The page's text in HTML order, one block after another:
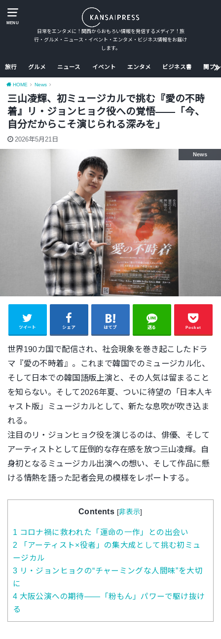
MENU
日常をエンタメに！関西からおもろい情報を発信するメディア！旅
行・グルメ・ニュース・イベント・エンタメ・ビジネス情報をお届け
します。
旅行 グルメ ニュース イベント エンタメ ビジネス書 関プ
HOME News
三山凌輝、初ミュージカルで挑む『愛の不時
着』リ・ジョンヒョク役への覚悟――「今、
自分だからこそ演じられる深みを」
2026年5月21日
News
ツイート シェア はてブ 送る Pocket
世界190カ国で配信され、社会現象を巻き起こしたドラ
マ『愛の不時着』。これまで韓国でのミュージカル化、
そして日本での韓国語版上演と、 その人気は留まること
を知らない。そして2026年夏、 ついに待望の「日本人キ
ャスト版」ミュージカルとして、新たな息吹が吹き込ま
れる。
注目のリ・ジョンヒョク役を演じるのは、俳優、 そして
アーティストとして圧倒的な存在感を放つ三山凌輝。
自
身初となるミュージカル出演への想い、 そして作品に懸
ける情熱を語った記者会見の模様をレポートする。
Contents [非表示]
1 コロナ禍に救われた「運命の一作」との出会い
2 「アーティスト×役者」の集大成として挑む初ミュ
ージカル
3 リ・ジョンヒョクの“チャーミングな人間味”を大切
に
4 大阪公演への期待――「粉もん」パワーで駆け抜け
る